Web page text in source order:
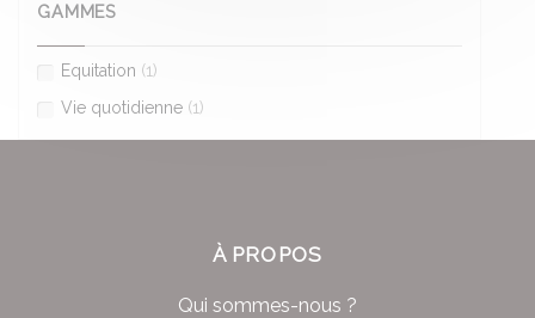
GAMMES
Equitation (1)
Vie quotidienne (1)
À PROPOS
Qui sommes-nous ?